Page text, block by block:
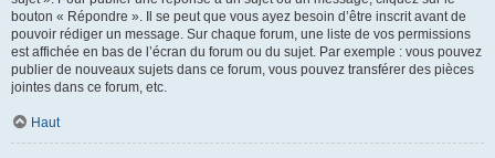
bouton « Répondre ». Il se peut que vous ayez besoin d’être inscrit avant de
pouvoir rédiger un message. Sur chaque forum, une liste de vos permissions
est affichée en bas de l’écran du forum ou du sujet. Par exemple : vous pouvez
publier de nouveaux sujets dans ce forum, vous pouvez transférer des pièces
jointes dans ce forum, etc.
Haut